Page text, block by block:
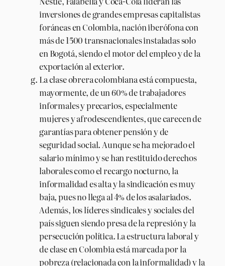
inversiones de grandes empresas capitalistas
foráneas en Colombia, nación iberófona con
más de 1500 transnacionales instaladas solo
en Bogotá, siendo el motor del empleo y de la
exportación al exterior.
La clase obrera colombiana está compuesta,
mayormente, de un 60% de trabajadores
informales y precarios, especialmente
mujeres y afrodescendientes, que carecen de
garantías para obtener pensión y de
seguridad social. Aunque se ha mejorado el
salario mínimo y se han restituido derechos
laborales como el recargo nocturno, la
informalidad es alta y la sindicación es muy
baja, pues no llega al 4% de los asalariados.
Además, los líderes sindicales y sociales del
país siguen siendo presa de la represión y la
persecución política. La estructura laboral y
de clase en Colombia está marcada por la
pobreza (relacionada con la informalidad) y la